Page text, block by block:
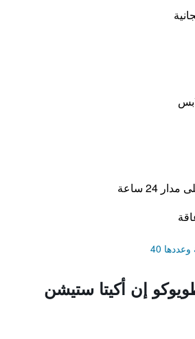
24 ساعة
40
إن أكيتا ستيشن